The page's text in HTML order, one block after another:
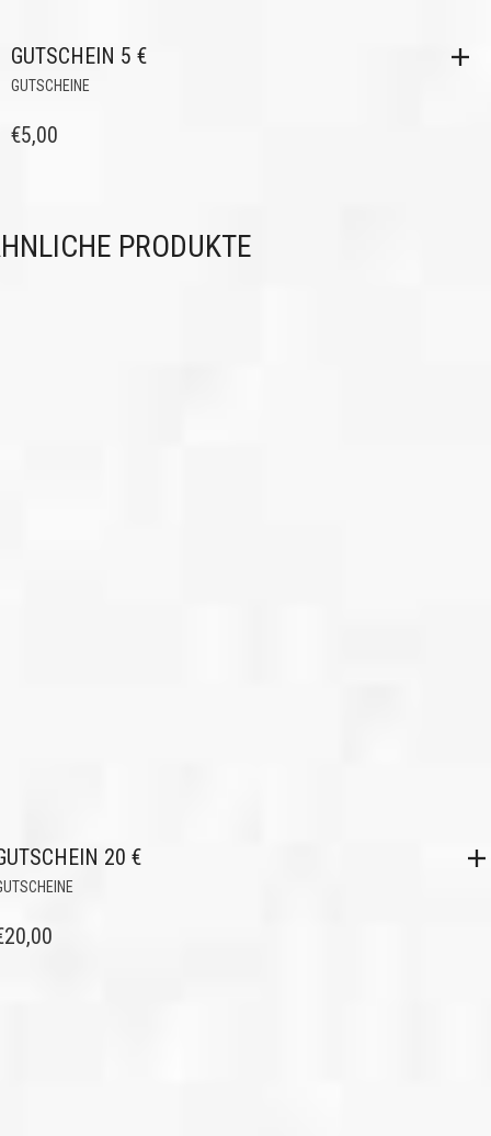
GUTSCHEIN 5 €
GUTSCHEINE
€5,00
PRODUKTE
20 €
20,00